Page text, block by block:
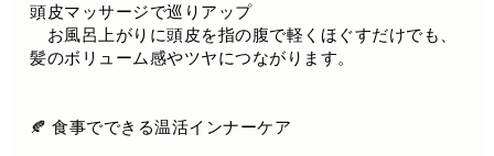
頭皮マッサージで巡りアップ
お風呂上がりに頭皮を指の腹で軽くほぐすだけでも、
髪のボリューム感やツヤにつながります。
🍂 食事でできる温活インナーケア